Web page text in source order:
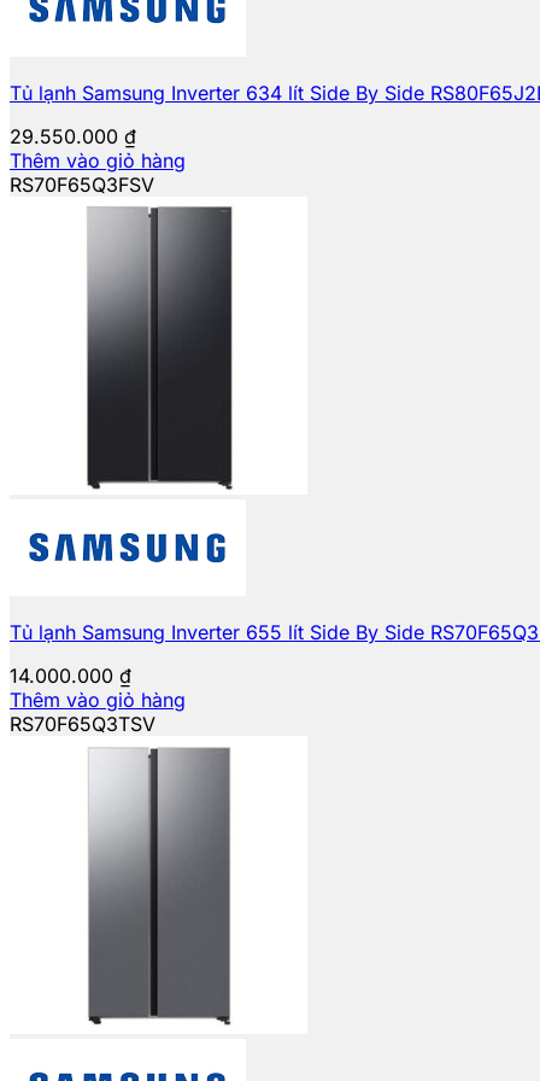
Tủ lạnh Samsung Inverter 634 lít Side By Side
29.550.000 ₫
Thêm vào giỏ hàng
RS70F65Q3FSV
Tủ lạnh Samsung Inverter 655 lít Side By Side
14.000.000 ₫
Thêm vào giỏ hàng
RS70F65Q3TSV